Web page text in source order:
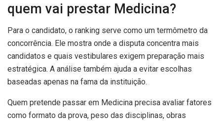
quem vai prestar Medicina?
Para o candidato, o ranking serve como um termômetro da
concorrência. Ele mostra onde a disputa concentra mais
candidatos e quais vestibulares exigem preparação mais
estratégica. A análise também ajuda a evitar escolhas
baseadas apenas na fama da instituição.
Quem pretende passar em Medicina precisa avaliar fatores
como formato da prova, peso das disciplinas, obras